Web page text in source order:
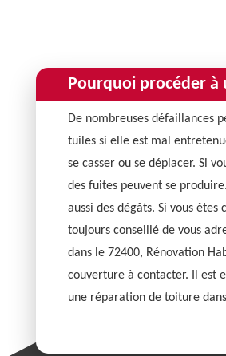
Pourquoi procéder à
De nombreuses défaillances
tuiles si elle est mal
se casser ou se déplacer. Si
des fuites peuvent se
aussi des dégâts. Si vous
toujours conseillé de vous
dans le 72400, Rénovation
couverture à contacter. Il est
une réparation de toiture